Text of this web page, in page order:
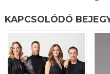
KAPCSOLÓDÓ